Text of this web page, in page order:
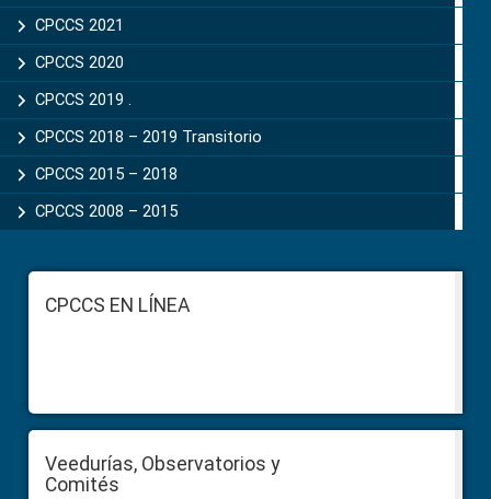
CPCCS 2021
CPCCS 2020
CPCCS 2019 .
CPCCS 2018 – 2019 Transitorio
CPCCS 2015 – 2018
CPCCS 2008 – 2015
FooterCPCCS EN LÍNEA
Veedurías, Observatorios y
Comités